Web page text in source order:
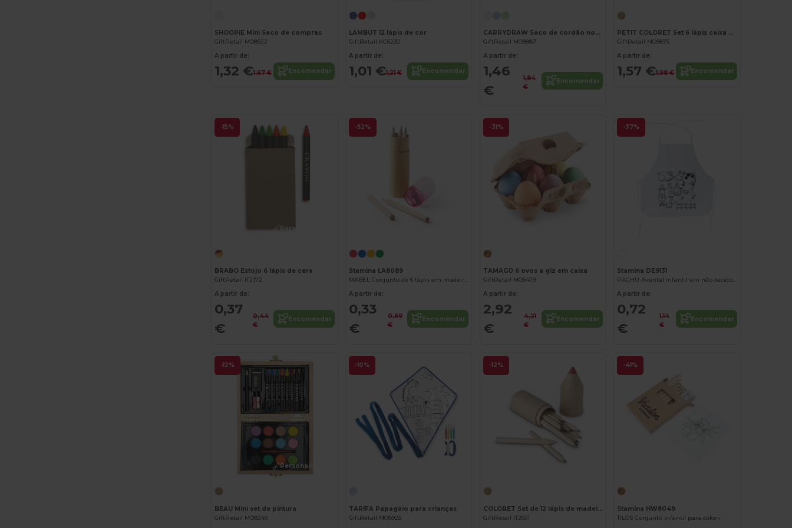
SHOOPIE Mini Saco de compras
GiftRetail MO8922
A partir de:
1,32 €1,67 € Encomendar
LAMBUT 12 lápis de cor
GiftRetail KC6230
A partir de:
1,01 €1,21 € Encomendar
CARRYDRAW Saco de cordão non woven
GiftRetail MO9887
A partir de:
1,46
€
1,84
€
Encomendar
PETIT COLORET Set 6 lápis caixa de madeira
GiftRetail MO9875
A partir de:
1,57 €1,98 € Encomendar
-15%
Personalize-o!
BRABO Estojo 6 lápis de cera
GiftRetail IT2172
A partir de:
0,37
€
0,44
€
Encomendar
-52%
Stamina LA8089
MABEL Conjunto de 6 lápis em madeira em estojo de cartão reciclado e tampa translúcida de cor
A partir de:
0,33
€
0,69
€
Encomendar
-31%
TAMAGO 6 ovos a giz em caixa
GiftRetail MO6479
A partir de:
2,92
€
4,21
€
Encomendar
-37%
Stamina DE9131
PACHU Avental infantil em não-tecido com desenho para colorir
A partir de:
0,72
€
1,14
€
Encomendar
-12%
Personalize-o!
BEAU Mini set de pintura
GiftRetail MO8249
-10%
TARIFA Papagaio para crianças
GiftRetail MO8925
-12%
COLORET Set de 12 lápis de madeira
GiftRetail IT2691
-41%
Stamina HW8049
TILOS Conjunto infantil para colorir